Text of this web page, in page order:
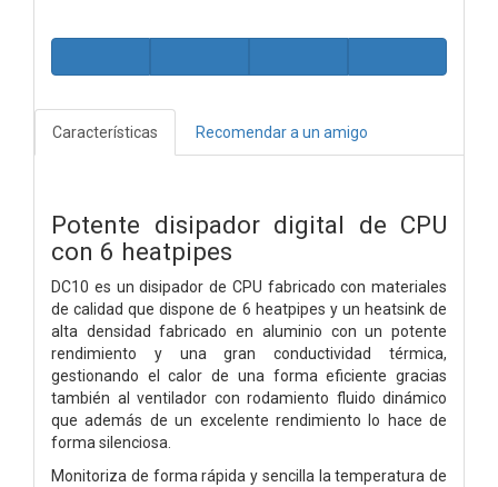
Características Recomendar a un amigo
Potente disipador digital de CPU
con 6 heatpipes
DC10 es un disipador de CPU fabricado con materiales
de calidad que dispone de 6 heatpipes y un heatsink de
alta densidad fabricado en aluminio con un potente
rendimiento y una gran conductividad térmica,
gestionando el calor de una forma eficiente gracias
también al ventilador con rodamiento fluido dinámico
que además de un excelente rendimiento lo hace de
forma silenciosa.
Monitoriza de forma rápida y sencilla la temperatura de